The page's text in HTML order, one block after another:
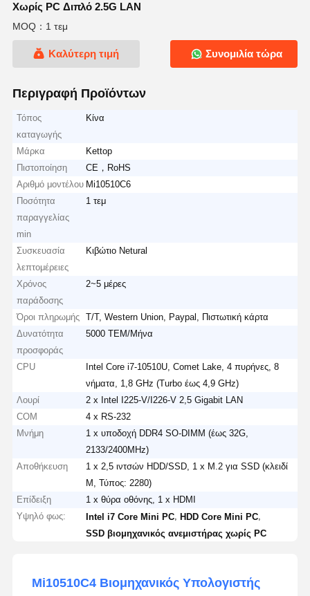
Χωρίς PC Διπλό 2.5G LAN
MOQ：1 τεμ
Καλύτερη τιμή Συνομιλία τώρα
Περιγραφή Προϊόντων
Τόπος
καταγωγής
Κίνα
Μάρκα
Kettop
Πιστοποίηση
CE，RoHS
Αριθμό μοντέλου Mi10510C6
Ποσότητα
παραγγελίας
min
1 τεμ
Συσκευασία
λεπτομέρειες
Κιβώτιο Netural
Χρόνος
παράδοσης
2~5 μέρες
Όροι πληρωμής
T/T, Western Union, Paypal, Πιστωτική κάρτα
Δυνατότητα
προσφοράς
5000 ΤΕΜ/Μήνα
CPU
Intel Core i7-10510U, Comet Lake, 4 πυρήνες, 8
νήματα, 1,8 GHz (Turbo έως 4,9 GHz)
Λουρί
2 x Intel I225-V/I226-V 2,5 Gigabit LAN
COM
4 x RS-232
Μνήμη
1 x υποδοχή DDR4 SO-DIMM (έως 32G,
2133/2400MHz)
Αποθήκευση
1 x 2,5 ιντσών HDD/SSD, 1 x M.2 για SSD (κλειδί
M, Τύπος: 2280)
Επίδειξη
1 x θύρα οθόνης, 1 x HDMI
Υψηλό φως:
Intel i7 Core Mini PC ,HDD Core Mini PC
SSD βιομηχανικός ανεμιστήρας χωρίς PC
Mi10510C4 Βιομηχανικός Υπολογιστής